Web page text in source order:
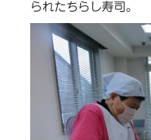
られたちらし寿司。